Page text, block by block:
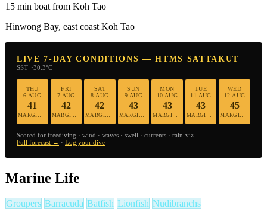
15 min boat from Koh Tao
Hinwong Bay, east coast Koh Tao
LIVE 7-DAY CONDITIONS — HTMS SATTAKUT
SST ~30.3°C
THU
6 AUG
41
FRI
7 AUG
42
SAT
8 AUG
42
MARGINAL
SUN
9 AUG
43
MON
10 AUG
43
TUE
11 AUG
43
WED
12 AUG
45
Scored for freediving · wind · waves · swell · currents · rain-viz
Full forecast → · Log your dive
Marine Life
Groupers Barracuda Batfish Lionfish Nudibranchs